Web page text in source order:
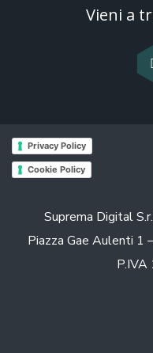
Vieni a
Privacy Policy
Cookie Policy
Suprema Digital
Piazza Gae Aulenti 1